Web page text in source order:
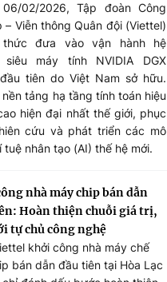
02/2026, Tập đoàn Công
– Viễn thông Quân đội (Viettel)
thức đưa vào vận hành hệ
siêu máy tính NVIDIA DGX
tiên do Việt Nam sở hữu.
tảng hạ tầng tính toán hiệu
hiện đại nhất thế giới, phục
cứu và phát triển các mô
tuệ nhân tạo (AI) thế hệ mới.
nhà máy chip bán dẫn
Hoàn thiện chuỗi giá trị,
tự chủ công nghệ
khởi công nhà máy chế
bán dẫn đầu tiên tại Hòa Lạc